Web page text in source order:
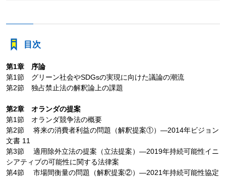
目次
第1章 序論
第1節 グリーン社会やSDGsの実現に向けた議論の潮流
第2節 独占禁止法の解釈論上の課題
第2章 オランダの提案
第1節 オランダ競争法の概要
第2節 将来の消費者利益の問題（解釈提案①）―2014年ビジョン
文書 11
第3節 適用除外立法の提案（立法提案）―2019年持続可能性イニ
シアティブの可能性に関する法律案
第4節 市場間衡量の問題（解釈提案②）―2021年持続可能性協定